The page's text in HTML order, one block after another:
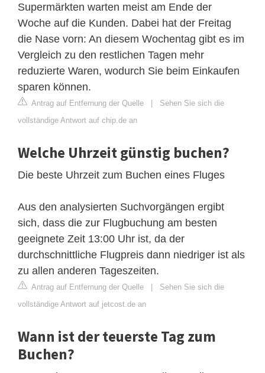
Supermärkten warten meist am Ende der
Woche auf die Kunden. Dabei hat der Freitag
die Nase vorn: An diesem Wochentag gibt es im
Vergleich zu den restlichen Tagen mehr
reduzierte Waren, wodurch Sie beim Einkaufen
sparen können.
Antrag auf Entfernung der Quelle | Sehen Sie sich die
vollständige Antwort auf chip.de an
Welche Uhrzeit günstig buchen?
Die beste Uhrzeit zum Buchen eines Fluges
Aus den analysierten Suchvorgängen ergibt
sich, dass die zur Flugbuchung am besten
geeignete Zeit 13:00 Uhr ist, da der
durchschnittliche Flugpreis dann niedriger ist als
zu allen anderen Tageszeiten.
Antrag auf Entfernung der Quelle | Sehen Sie sich die
vollständige Antwort auf jetcost.de an
Wann ist der teuerste Tag zum
Buchen?